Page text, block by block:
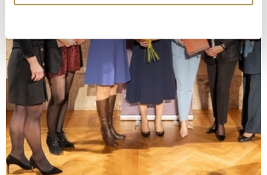
erfassen, welche bis auf einige Meter genau sein
bestimmten Merkmalen (Fingerprinting) identifizieren
Erfahren Sie mehr darüber, wie Ihre persönlichen Daten
verarbeitet werden, und legen Sie Ihre Präferenzen im
Abschnitt Einzelheitenfest.
Wir verwenden Cookies, um Inhalte und Anzeigen zu
personalisieren, Funktionen für soziale Medien anbieten
zu können und die Zugriffe auf unsere Website zu
analysieren. Außerdem geben wir Informationen zu Ihrer